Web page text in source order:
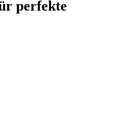
perfekte